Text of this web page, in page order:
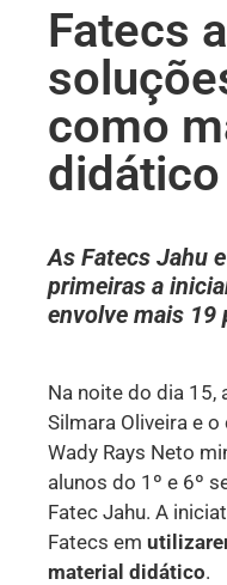
Fatecs
como
didático
As Fatecs Jahu
primeiras a
envolve mais 19
Na noite do dia 15,
Silmara Oliveira e
Wady Rays Neto
alunos do 1º e 6º
Fatec Jahu. A
Fatecs em
material didático.